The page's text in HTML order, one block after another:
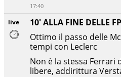
live
10' ALLA FINE DELLE
Ottimo il passo delle
tempi con Leclerc
Non è la stessa Ferrari
libere, addirittura
17:40